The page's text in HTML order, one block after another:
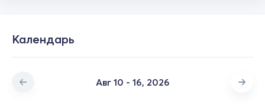
Календарь
Авг 10 - 16, 2026